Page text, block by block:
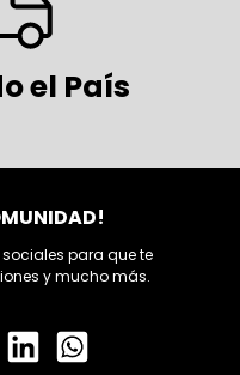
el País
para que te
y mucho más.